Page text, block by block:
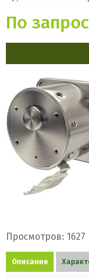
По
Просмотров: 1627
Описание